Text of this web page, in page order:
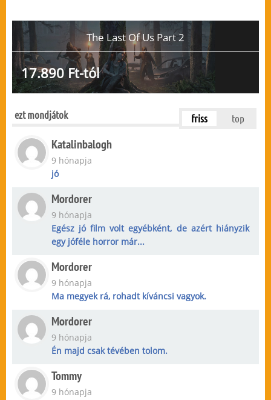
The Last Of Us Part 2
17.890 Ft-tól
ezt mondjátok friss top
Katalinbalogh
9 hónapja
jó
Mordorer
9 hónapja
Egész jó film volt egyébként, de azért hiányzik
egy jóféle horror már...
Mordorer
9 hónapja
Ma megyek rá, rohadt kíváncsi vagyok.
Mordorer
9 hónapja
Én majd csak tévében tolom.
Tommy
9 hónapja